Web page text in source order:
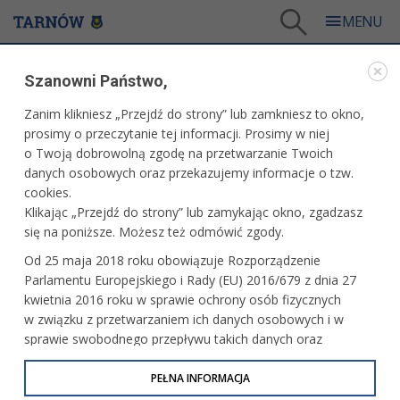
Grupa Azoty Tarnów vs Gwardia Opole
WARTO ZOBACZYĆ
GRUPA AZOTY TARNÓW VS GWARDIA OPOLE
11.12.2019, 21:09 11 grudnia 2019 r. fot. Artur Gawle
PRZECZYTAJ O MECZU
Szanowni Państwo,
Zanim klikniesz „Przejdź do strony” lub zamkniesz to okno,
prosimy o przeczytanie tej informacji. Prosimy w niej
o Twoją dobrowolną zgodę na przetwarzanie Twoich
danych osobowych oraz przekazujemy informacje o tzw.
cookies.
Klikając „Przejdź do strony” lub zamykając okno, zgadzasz
się na poniższe. Możesz też odmówić zgody.
Od 25 maja 2018 roku obowiązuje Rozporządzenie
Parlamentu Europejskiego i Rady (EU) 2016/679 z dnia 27
kwietnia 2016 roku w sprawie ochrony osób fizycznych
w związku z przetwarzaniem ich danych osobowych i w
sprawie swobodnego przepływu takich danych oraz
uchylenia dyrektywy 95/46/WE (określane jako RODO, GDPR
lub Ogólne Rozporządzenie o Ochronie Danych
PEŁNA INFORMACJA